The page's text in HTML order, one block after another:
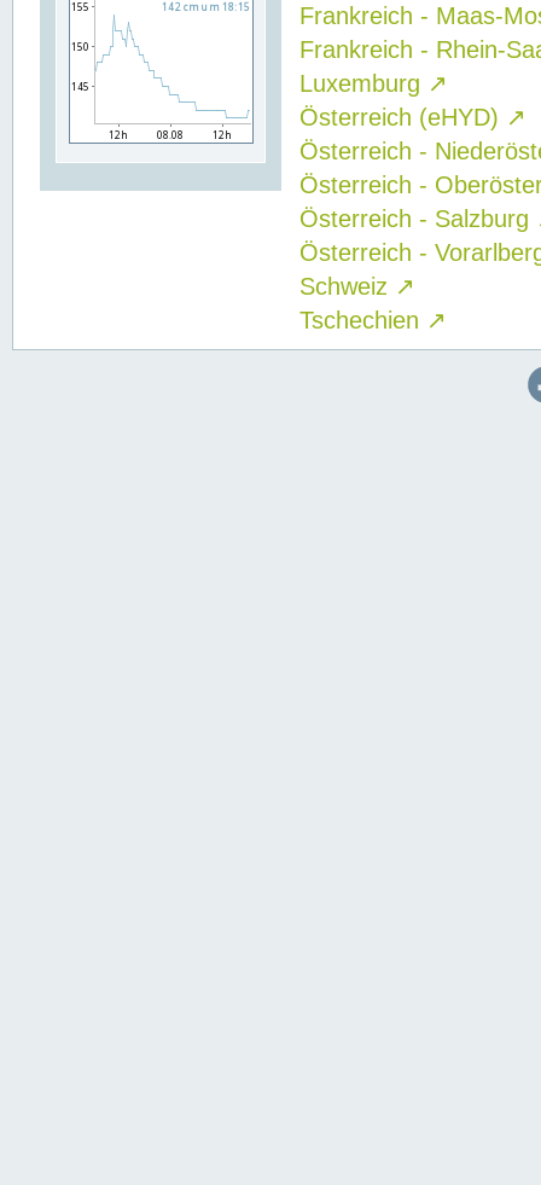
Frankreich - Maas-
Frankreich - Rhein-
Luxemburg ↗
Österreich (eHYD) ↗
Österreich -
Österreich -
Österreich - Salzburg
Österreich -
Schweiz ↗
Tschechien ↗